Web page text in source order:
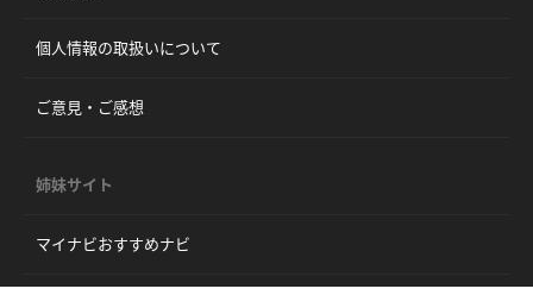
個人情報の取扱いについて
ご意見・ご感想
姉妹サイト
マイナビおすすめナビ